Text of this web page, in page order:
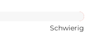
Schwierig